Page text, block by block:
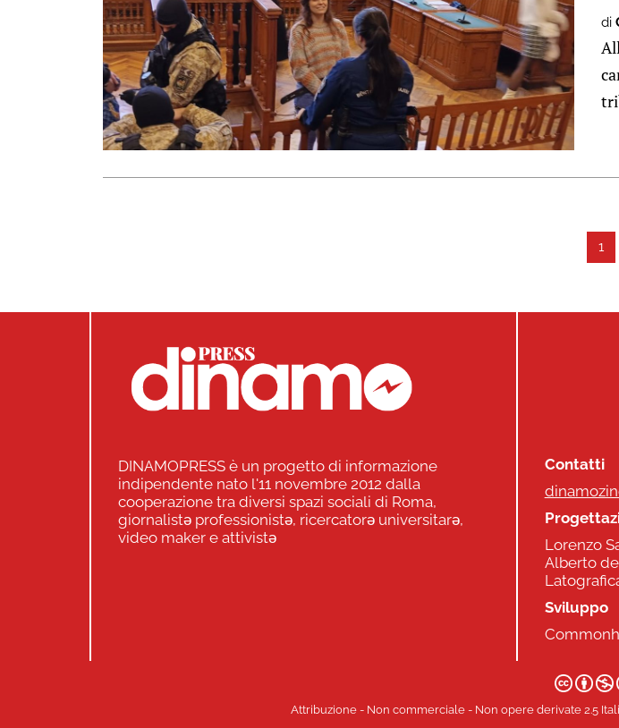
di
1
DINAMOPRESS è un progetto di informazione
indipendente nato l'11 novembre 2012 dalla
cooperazione tra diversi spazi sociali di Roma,
giornalistə professionistə, ricercatorə universitarə,
video maker e attivistə
Contatti
Lorenzo
Alberto
Sviluppo
Attribuzione - Non commerciale - Non opere derivate 2.5